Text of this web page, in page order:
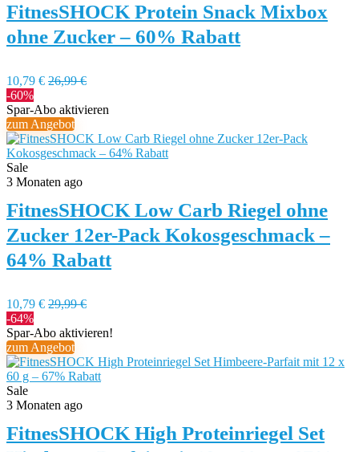
FitnesSHOCK Protein Snack Mixbox
ohne Zucker – 60% Rabatt
10,79 € 26,99 €
-60%
Spar-Abo aktivieren
zum Angebot
Sale
3 Monaten ago
FitnesSHOCK Low Carb Riegel ohne
Zucker 12er-Pack Kokosgeschmack –
64% Rabatt
10,79 € 29,99 €
-64%
Spar-Abo aktivieren!
zum Angebot
Sale
3 Monaten ago
FitnesSHOCK High Proteinriegel Set